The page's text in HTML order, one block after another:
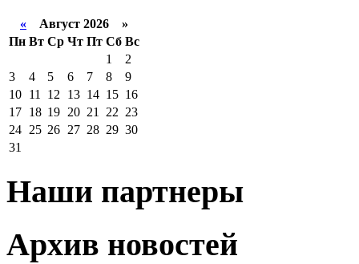
« Август 2026 »
Пн Вт Ср Чт Пт Сб Вс
1
2
3
4 5 6 7 8
9
10 11 12 13 14 15 16
17 18 19 20 21 22 23
24 25 26 27 28 29 30
31
Наши партнеры
Архив новостей